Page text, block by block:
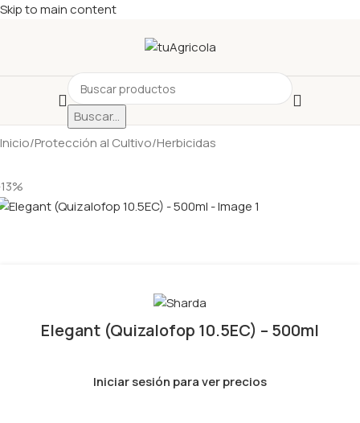
Skip to main content
Buscar...
Inicio/Protección al Cultivo/Herbicidas
Elegant (Quizalofop 10.5EC) – 500ml
Iniciar sesión para ver precios